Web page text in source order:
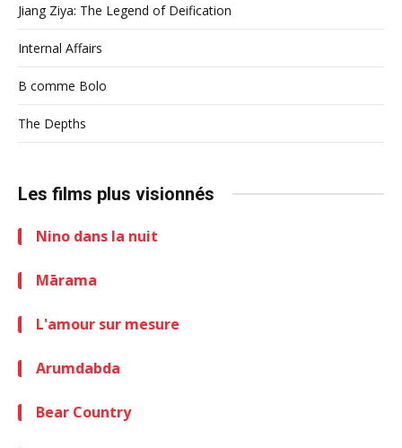
Jiang Ziya: The Legend of Deification
Internal Affairs
B comme Bolo
The Depths
Les films plus visionnés
Nino dans la nuit
Mārama
L'amour sur mesure
Arumdabda
Bear Country